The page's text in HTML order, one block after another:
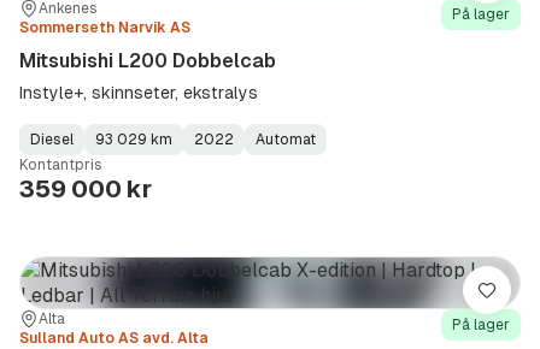
Sted:
Ankenes
Forhandler:
Sommerseth Narvik AS
På lager
Mitsubishi L200 Dobbelcab
Instyle+, skinnseter, ekstralys
Fuel
Type:
Diesel
Kilometerstand:
93 029 km
Model
Year:
2022
Gearbox
Type:
Automat
Kontantpris
359 000 kr
Sted:
Alta
Forhandler:
Sulland Auto AS avd. Alta
På lager
Lagre